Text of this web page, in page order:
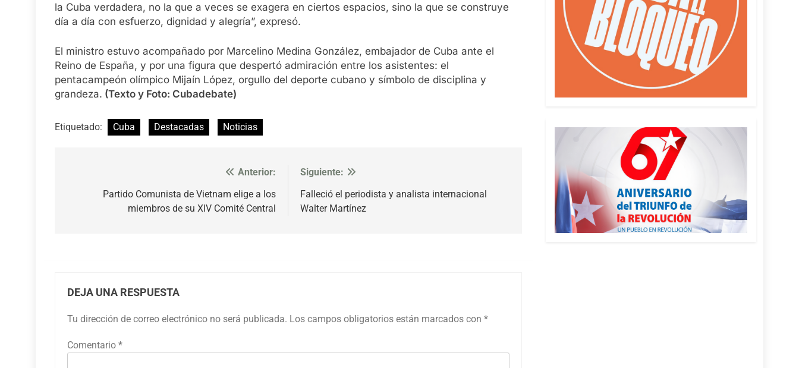
la Cuba verdadera, no la que a veces se exagera en ciertos espacios, sino la que se construye
día a día con esfuerzo, dignidad y alegría”, expresó.
El ministro estuvo acompañado por Marcelino Medina González, embajador de Cuba ante el
Reino de España, y por una figura que despertó admiración entre los asistentes: el
pentacampeón olímpico Mijaín López, orgullo del deporte cubano y símbolo de disciplina y
grandeza. (Texto y Foto: Cubadebate)
Etiquetado: Cuba Destacadas Noticias
Anterior:
Partido Comunista de Vietnam elige a los
miembros de su XIV Comité Central
Siguiente:
Falleció el periodista y analista internacional
Walter Martínez
DEJA UNA RESPUESTA
Tu dirección de correo electrónico no será publicada. Los campos obligatorios están marcados con *
Comentario *